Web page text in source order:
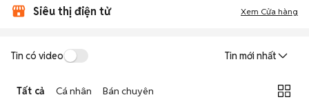
Siêu thị điện tử Xem Cửa hàng
Tin có video Tin mới nhất
Tất cả Cá nhân Bán chuyên